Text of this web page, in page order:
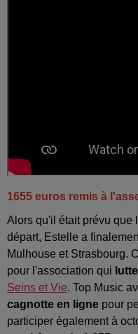
1655 euros remis à
Alors qu'il était prévu que
départ, Estelle a
Mulhouse et Strasbourg.
pour l'association qui
Seins et Vie. Top Music
cagnotte en ligne pour
participer également à